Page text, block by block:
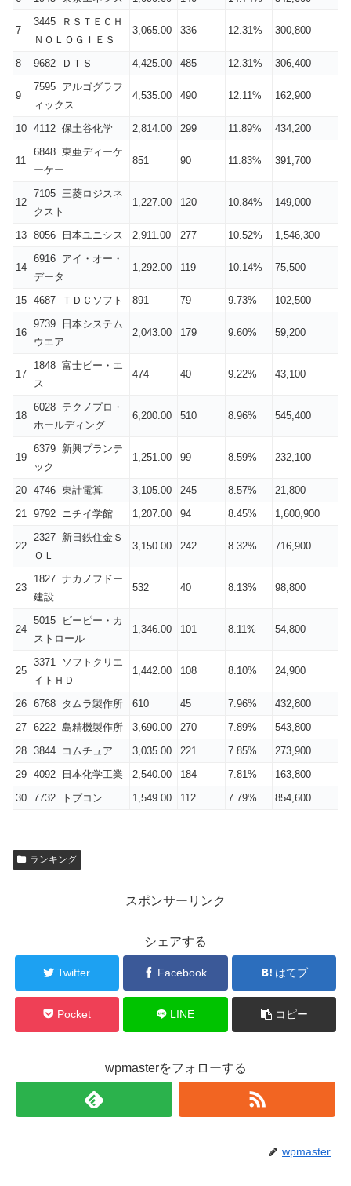
7
3445 ＲＳＴＥＣＨ
ＮＯＬＯＧＩＥＳ
3,065.00 336 12.31% 300,800
8 9682 ＤＴＳ 4,425.00 485 12.31% 306,400
9
7595 アルゴグラフ
ィックス
4,535.00 490 12.11% 162,900
10 4112 保土谷化学 2,814.00 299 11.89% 434,200
11
6848 東亜ディーケ
ーケー
851 90 11.83% 391,700
12
7105 三菱ロジスネ
クスト
1,227.00 120 10.84% 149,000
13 8056 日本ユニシス 2,911.00 277 10.52% 1,546,300
14
6916 アイ・オー・
データ
1,292.00 119 10.14% 75,500
15 4687 ＴＤＣソフト 891 79 9.73% 102,500
16
9739 日本システム
ウエア
2,043.00 179 9.60% 59,200
17
1848 富士ピー・エ
ス
474 40 9.22% 43,100
18
6028 テクノプロ・
ホールディング
6,200.00 510 8.96% 545,400
19
6379 新興プランテ
ック
1,251.00 99 8.59% 232,100
20 4746 東計電算 3,105.00 245 8.57%
21,800
21
9792 ニチイ学館 1,207.00 94 8.45% 1,600,900
22
2327 新日鉄住金Ｓ
ＯＬ
3,150.00 242 8.32% 716,900
23
1827 ナカノフドー
建設
532 40 8.13% 98,800
24
5015 ビーピー・カ
ストロール
1,346.00 101 8.11% 54,800
25
3371 ソフトクリエ
イトＨＤ
1,442.00 108 8.10% 24,900
26 6768 タムラ製作所 610 45 7.96%
432,800
27 6222 島精機製作所 3,690.00 270 7.89%
543,800
28 3844 コムチュア 3,035.00 221 7.85%
273,900
29 4092 日本化学工業 2,540.00 184 7.81%
163,800
30 7732 トプコン 1,549.00 112 7.79% 854,600
ランキング
スポンサーリンク
シェアする
Twitter Facebook はてブ
Pocket LINE コピー
wpmasterをフォローする
wpmaster